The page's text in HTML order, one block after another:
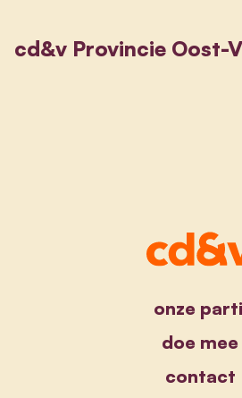
cd&v Provincie Oost-
onze
doe mee
contact